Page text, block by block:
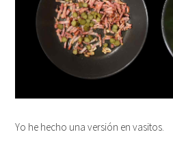
Yo he hecho una versión en vasitos.